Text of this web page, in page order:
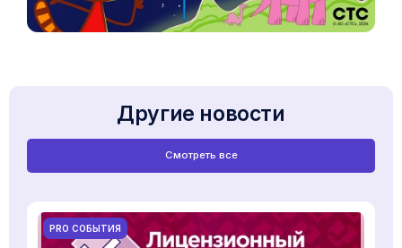
Другие новости
Смотреть все
PRO СОБЫТИЯ